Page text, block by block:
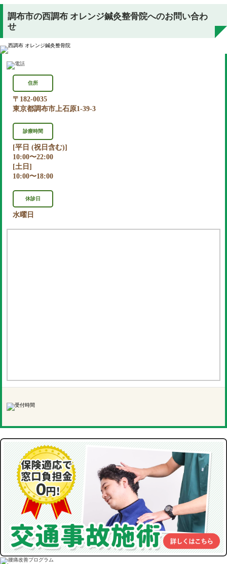
調布市の西調布 オレンジ鍼灸整骨院へのお問い合わ
せ
住所
〒182-0035
東京都調布市上石原1-39-3
診療時間
[平日 (祝日含む)]
10:00〜22:00
[土日]
10:00〜18:00
休診日
水曜日